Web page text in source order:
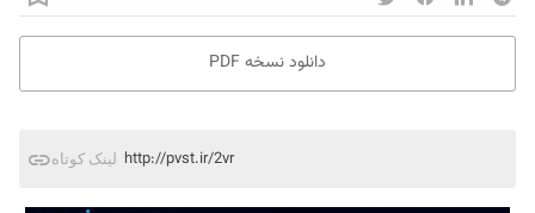
دانلود نسخه PDF
لینک کوتاه http://pvst.ir/2vr